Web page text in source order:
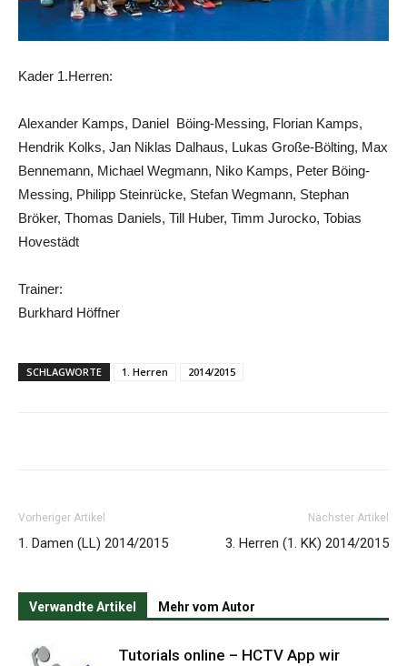
Kader 1.Herren:
Alexander Kamps, Daniel Böing-Messing, Florian Kamps,
Hendrik Kolks, Jan Niklas Dalhaus, Lukas Große-Bölting, Max
Bennemann, Michael Wegmann, Niko Kamps, Peter Böing-
Messing, Philipp Steinrücke, Stefan Wegmann, Stephan
Bröker, Thomas Daniels, Till Huber, Timm Jurocko, Tobias
Hovestädt
Trainer:
Burkhard Höffner
SCHLAGWORTE 1. Herren 2014/2015
Vorheriger Artikel
1. Damen (LL) 2014/2015
Nächster Artikel
3. Herren (1. KK) 2014/2015
Verwandte Artikel Mehr vom Autor
Tutorials online – HCTV App wir